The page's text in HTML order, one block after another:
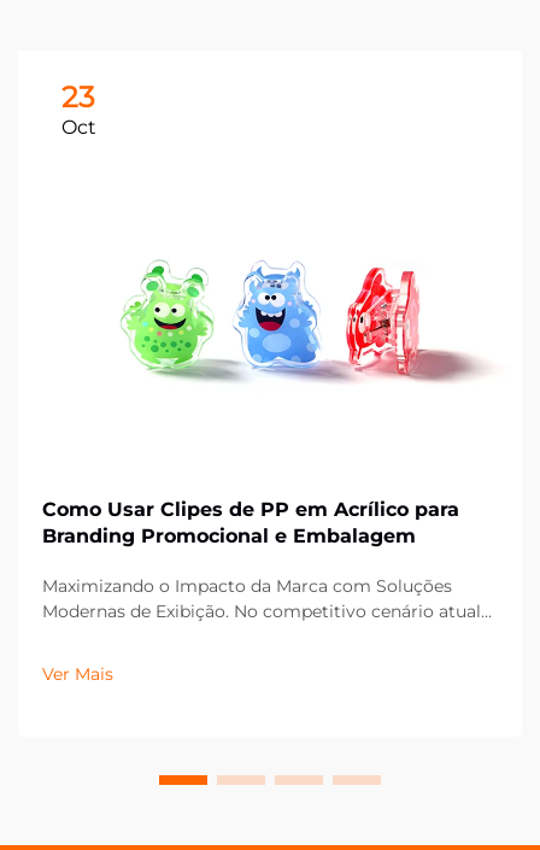
23
Oct
Como Usar Clipes de PP em Acrílico para
Branding Promocional e Embalagem
Maximizando o Impacto da Marca com Soluções
Modernas de Exibição. No competitivo cenário atual
podem fazer a maior diferença na apresentação da
marca. Os clipes de PP em acrílico surgiram como
Ver Mais